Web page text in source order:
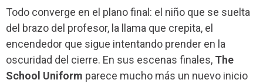
Todo converge en el plano final: el niño que se suelta
del brazo del profesor, la llama que crepita, el
encendedor que sigue intentando prender en la
oscuridad del cierre. En sus escenas finales, The
School Uniform parece mucho más un nuevo inicio